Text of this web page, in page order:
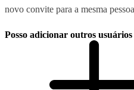
novo convite para a mesma
Posso adicionar outros